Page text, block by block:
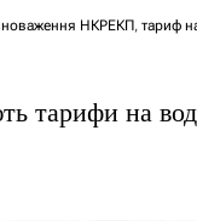
НКРЕКП, тариф
тарифи на